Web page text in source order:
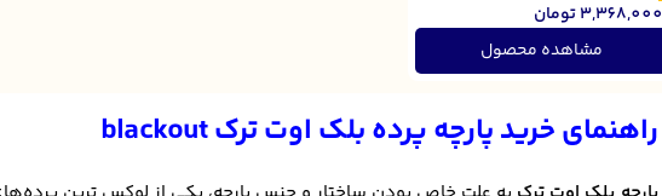
3,368,000 تومان
مشاهده محصول
راهنمای خرید پارچه پرده بلک اوت ترک blackout